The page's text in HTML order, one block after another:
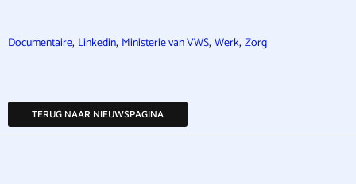
Documentaire, Linkedin, Ministerie van VWS, Werk, Zorg
TERUG NAAR NIEUWSPAGINA